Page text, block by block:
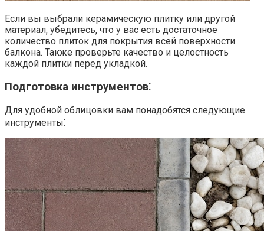
Если вы выбрали керамическую плитку или другой
материал‚ убедитесь‚ что у вас есть достаточное
количество плиток для покрытия всей поверхности
балкона.​ Также проверьте качество и целостность
каждой плитки перед укладкой.
Подготовка инструментов⁚
Для удобной облицовки вам понадобятся следующие
инструменты⁚